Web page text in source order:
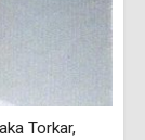
Torkar,